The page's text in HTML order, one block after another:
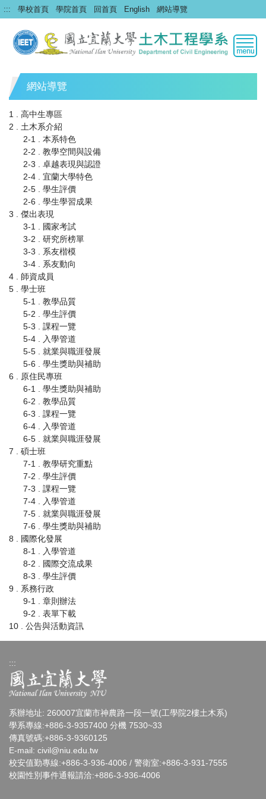
跳
到
要
::: 學校首頁 學院首頁 回首頁 English 網站導覽
網站導覽
1 . 高中生專區
2 . 土木系介紹
2-1 . 本系特色
2-2 . 教學空間與設備
2-3 . 卓越表現與認證
2-4 . 宜蘭大學特色
2-5 . 學生評價
2-6 . 學生學習成果
3 . 傑出表現
3-1 . 國家考試
3-2 . 研究所榜單
3-3 . 系友楷模
3-4 . 系友動向
4 . 師資成員
5 . 學士班
5-1 . 教學品質
5-2 . 學生評價
5-3 . 課程一覽
5-4 . 入學管道
5-5 . 就業與職涯發展
5-6 . 學生獎助與補助
6 . 原住民專班
6-1 . 學生獎助與補助
6-2 . 教學品質
6-3 . 課程一覽
6-4 . 入學管道
6-5 . 就業與職涯發展
7 . 碩士班
7-1 . 教學研究重點
7-2 . 學生評價
7-3 . 課程一覽
7-4 . 入學管道
7-5 . 就業與職涯發展
7-6 . 學生獎助與補助
8 . 國際化發展
8-1 . 入學管道
8-2 . 國際交流成果
8-3 . 學生評價
9 . 系務行政
9-1 . 章則辦法
9-2 . 表單下載
10 . 公告與活動資訊
:::
系辦地址: 260007宜蘭市神農路一段一號(工學院2樓土木系)
學系專線:+886-3-9357400 分機 7530~33
傳真號碼:+886-3-9360125
E-mail: civil@niu.edu.tw
校安值勤專線:+886-3-936-4006 / 警衛室:+886-3-931-7555
校園性別事件通報請洽:+886-3-936-4006